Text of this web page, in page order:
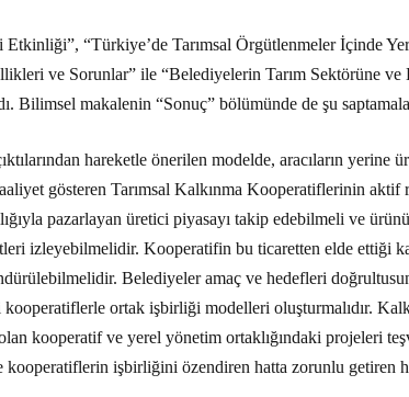
“Türkiye’de Tarımsal Örgütlenmeler İçinde
ve Sorunlar” ile “Belediyelerin Tarım Sektörüne ve
Bilimsel makalenin “Sonuç” bölümünde de şu
hareketle önerilen modelde, aracıların yerine
gösteren Tarımsal Kalkınma Kooperatiflerinin aktif
pazarlayan üretici piyasayı takip edebilmeli ve
izleyebilmelidir. Kooperatifin bu ticaretten elde ettiği
Belediyeler amaç ve hedefleri
ortak işbirliği modelleri oluşturmalıdır.
kooperatif ve yerel yönetim ortaklığındaki projeleri
kooperatiflerin işbirliğini özendiren hatta zorunlu getiren